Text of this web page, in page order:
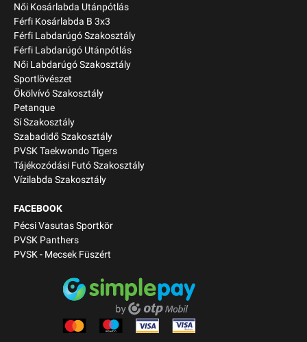
Női Kosárlabda Utánpótlás
Férfi Kosárlabda B 3x3
Férfi Labdarúgó Szakosztály
Férfi Labdarúgó Utánpótlás
Női Labdarúgó Szakosztály
Sportlövészet
Ökölvívó Szakosztály
Petanque
Sí Szakosztály
Szabadidő Szakosztály
PVSK Taekwondo Tigers
Tájékozódási Futó Szakosztály
Vízilabda Szakosztály
FACEBOOK
Pécsi Vasutas Sportkör
PVSK Panthers
PVSK - Mecsek Füszért